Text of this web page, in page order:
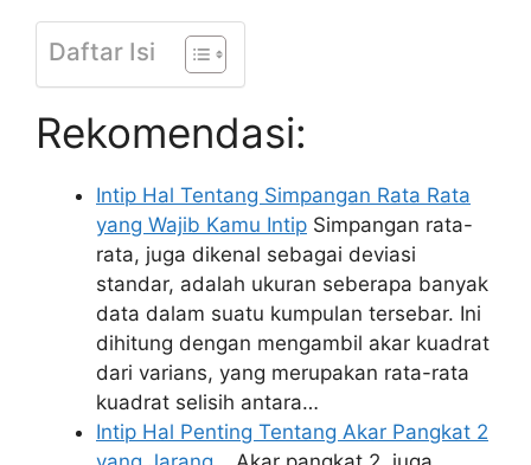
Daftar Isi
Rekomendasi:
Intip Hal Tentang Simpangan Rata Rata
yang Wajib Kamu Intip Simpangan rata-
rata, juga dikenal sebagai deviasi
standar, adalah ukuran seberapa banyak
data dalam suatu kumpulan tersebar. Ini
dihitung dengan mengambil akar kuadrat
dari varians, yang merupakan rata-rata
kuadrat selisih antara…
Intip Hal Penting Tentang Akar Pangkat 2